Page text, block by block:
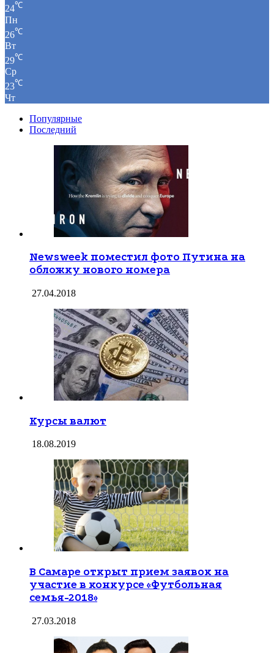
24℃
Пн
26℃
Вт
29℃
Ср
23℃
Чт
Популярные
Последний
Newsweek поместил фото Путина на
обложку нового номера
27.04.2018
Курсы валют
18.08.2019
В Самаре открыт прием заявок на
участие в конкурсе «Футбольная
семья-2018»
27.03.2018